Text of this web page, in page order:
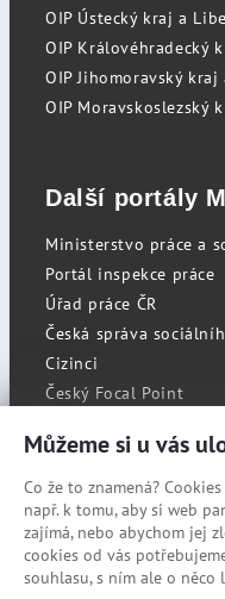
OIP Ústecký kraj a
OIP Královéhradecký
OIP Jihomoravský
OIP Moravskoslezský
Další portály
Ministerstvo práce a
Portál inspekce práce
Úřad práce ČR
Česká správa
Cizinci
Český Focal Point
RSS
Cookies
Prohlášení o
Mapa stránek
Můžeme si u vás
Co že to znamená?
např. k tomu, aby si web
zajímá, nebo abychom jej
cookies od vás
souhlasu, s ním ale o něco